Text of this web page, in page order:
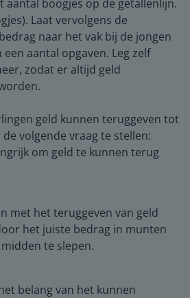
aantal boogjes op de getallenlijn.
Laat vervolgens de
naar het vak bij de jongen
aantal opgaven. Leg zelf
zodat er altijd geld
geld kunnen teruggeven tot
volgende vraag te stellen:
om geld te kunnen terug
met het teruggeven van geld
het juiste bedrag in munten
te slepen.
belang van het kunnen